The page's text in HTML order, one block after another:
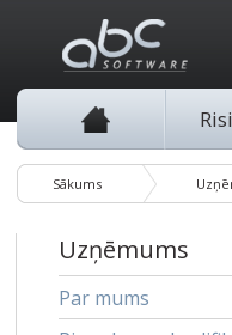
Sākums
Uzņēmums
Par mums